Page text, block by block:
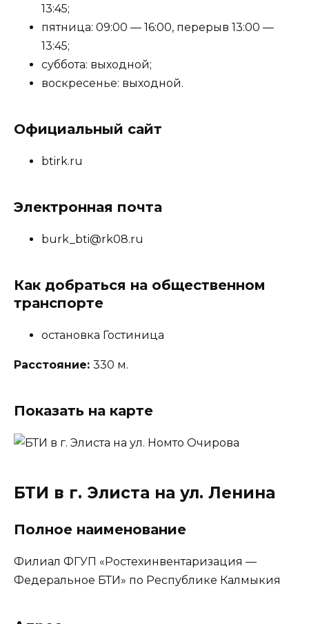
13:45;
пятница: 09:00 — 16:00, перерыв 13:00 —
13:45;
суббота: выходной;
воскресенье: выходной.
Официальный сайт
btirk.ru
Электронная почта
burk_bti@rk08.ru
Как добраться на общественном
транспорте
остановка Гостиница
Расстояние: 330 м.
Показать на карте
БТИ в г. Элиста на ул. Ленина
Полное наименование
Филиал ФГУП «Ростехинвентаризация —
Федеральное БТИ» по Республике Калмыкия